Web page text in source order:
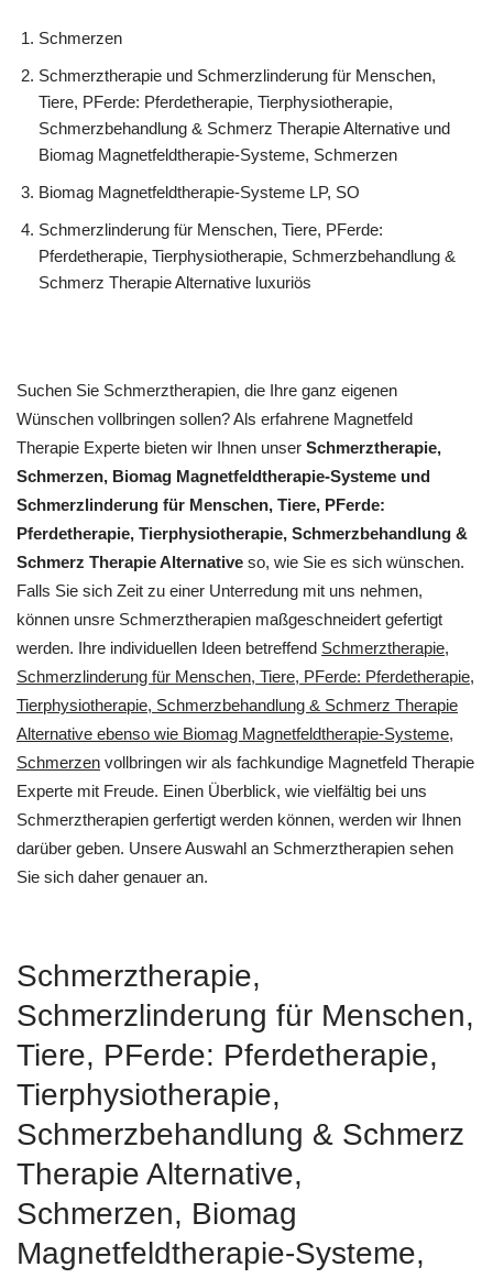
Schmerzen
Schmerztherapie und Schmerzlinderung für Menschen,
Tiere, PFerde: Pferdetherapie, Tierphysiotherapie,
Schmerzbehandlung & Schmerz Therapie Alternative und
Biomag Magnetfeldtherapie-Systeme, Schmerzen
Biomag Magnetfeldtherapie-Systeme LP, SO
Schmerzlinderung für Menschen, Tiere, PFerde:
Pferdetherapie, Tierphysiotherapie, Schmerzbehandlung &
Schmerz Therapie Alternative luxuriös
Suchen Sie Schmerztherapien, die Ihre ganz eigenen
Wünschen vollbringen sollen? Als erfahrene Magnetfeld
Therapie Experte bieten wir Ihnen unser Schmerztherapie,
Schmerzen, Biomag Magnetfeldtherapie-Systeme und
Schmerzlinderung für Menschen, Tiere, PFerde:
Pferdetherapie, Tierphysiotherapie, Schmerzbehandlung &
Schmerz Therapie Alternative so, wie Sie es sich wünschen.
Falls Sie sich Zeit zu einer Unterredung mit uns nehmen,
können unsre Schmerztherapien maßgeschneidert gefertigt
werden. Ihre individuellen Ideen betreffend Schmerztherapie,
Schmerzlinderung für Menschen, Tiere, PFerde: Pferdetherapie,
Tierphysiotherapie, Schmerzbehandlung & Schmerz Therapie
Alternative ebenso wie Biomag Magnetfeldtherapie-Systeme,
Schmerzen vollbringen wir als fachkundige Magnetfeld Therapie
Experte mit Freude. Einen Überblick, wie vielfältig bei uns
Schmerztherapien gerfertigt werden können, werden wir Ihnen
darüber geben. Unsere Auswahl an Schmerztherapien sehen
Sie sich daher genauer an.
Schmerztherapie,
Schmerzlinderung für Menschen,
Tiere, PFerde: Pferdetherapie,
Tierphysiotherapie,
Schmerzbehandlung & Schmerz
Therapie Alternative,
Schmerzen, Biomag
Magnetfeldtherapie-Systeme,